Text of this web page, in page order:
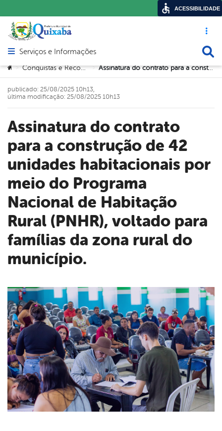
Acesso
Abrir menu principal de navegação
Serviços e Informações
Você está aqui:
> Conquistas e Reconhecimento > Assinatura do contrato para a construção de 42 unidades habitacionais por meio do Programa Nacional de Habitação Rural (PNHR), voltado para famílias da zona rural do município.
Assinatura do contrato
para a construção de 42
unidades habitacionais por
meio do Programa
Nacional de Habitação
Rural (PNHR), voltado para
famílias da zona rural do
município.
publicado: 25/08/2025 10h13,
última modificação: 25/08/2025 10h13
ACESSIBILIDADE